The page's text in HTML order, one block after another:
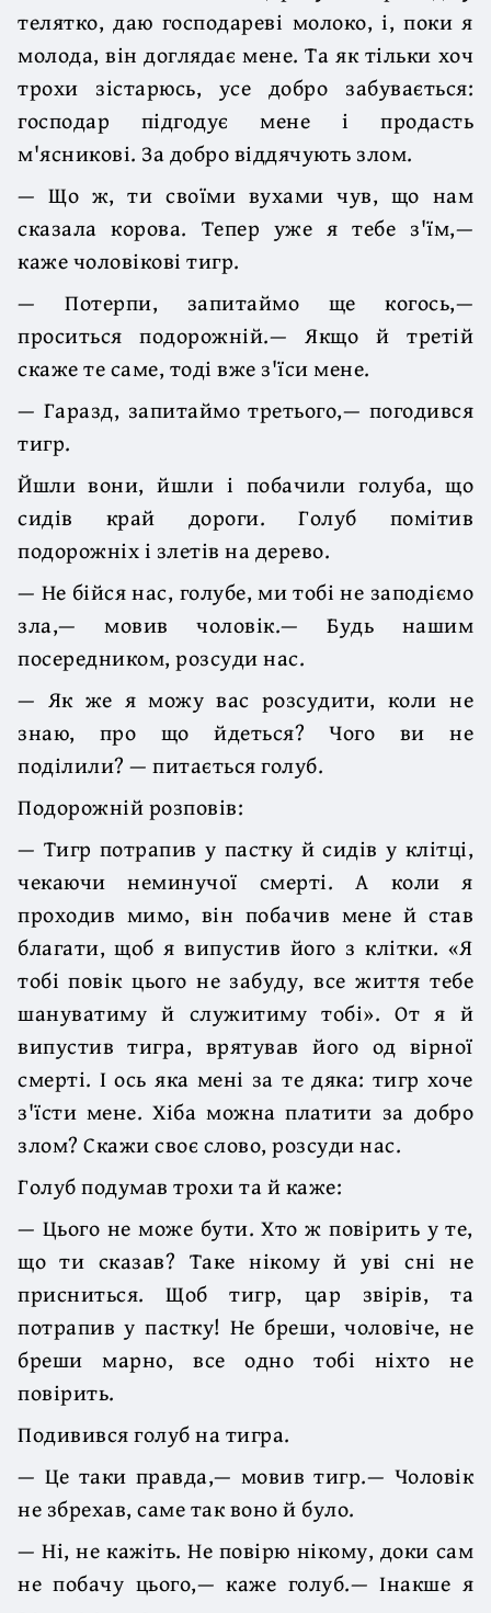
телятко, даю господареві молоко, і, поки я
молода, він доглядає мене. Та як тільки хоч
трохи зістарюсь, усе добро забувається:
господар підгодує мене і продасть
м'ясникові. За добро віддячують злом.
— Що ж, ти своїми вухами чув, що нам
сказала корова. Тепер уже я тебе з'їм,—
каже чоловікові тигр.
— Потерпи, запитаймо ще когось,—
проситься подорожній.— Якщо й третій
скаже те саме, тоді вже з'їси мене.
— Гаразд, запитаймо третього,— погодився
тигр.
Йшли вони, йшли і побачили голуба, що
сидів край дороги. Голуб помітив
подорожніх і злетів на дерево.
— Не бійся нас, голубе, ми тобі не заподіємо
зла,— мовив чоловік.— Будь нашим
посередником, розсуди нас.
— Як же я можу вас розсудити, коли не
знаю, про що йдеться? Чого ви не
поділили? — питається голуб.
Подорожній розповів:
— Тигр потрапив у пастку й сидів у клітці,
чекаючи неминучої смерті. А коли я
проходив мимо, він побачив мене й став
благати, щоб я випустив його з клітки. «Я
тобі повік цього не забуду, все життя тебе
шануватиму й служитиму тобі». От я й
випустив тигра, врятував його од вірної
смерті. І ось яка мені за те дяка: тигр хоче
з'їсти мене. Хіба можна платити за добро
злом? Скажи своє слово, розсуди нас.
Голуб подумав трохи та й каже:
— Цього не може бути. Хто ж повірить у те,
що ти сказав? Таке нікому й уві сні не
присниться. Щоб тигр, цар звірів, та
потрапив у пастку! Не бреши, чоловіче, не
бреши марно, все одно тобі ніхто не
повірить.
Подивився голуб на тигра.
— Це таки правда,— мовив тигр.— Чоловік
не збрехав, саме так воно й було.
— Ні, не кажіть. Не повірю нікому, доки сам
не побачу цього,— каже голуб.— Інакше я